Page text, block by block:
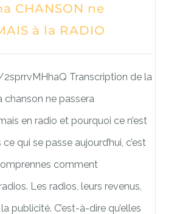
CHANSON ne
à la RADIO
Transcription de la
chanson ne passera
en radio et pourquoi ce n’est
qui se passe aujourd’hui, c’est
comment
Les radios, leurs revenus,
publicité. C’est-à-dire qu’elles